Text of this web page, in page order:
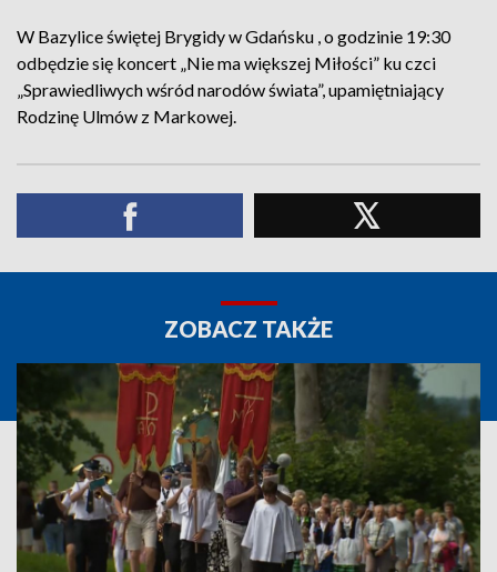
W Bazylice świętej Brygidy w Gdańsku , o godzinie 19:30
odbędzie się koncert „Nie ma większej Miłości” ku czci
„Sprawiedliwych wśród narodów świata”, upamiętniający
Rodzinę Ulmów z Markowej.
ZOBACZ TAKŻE